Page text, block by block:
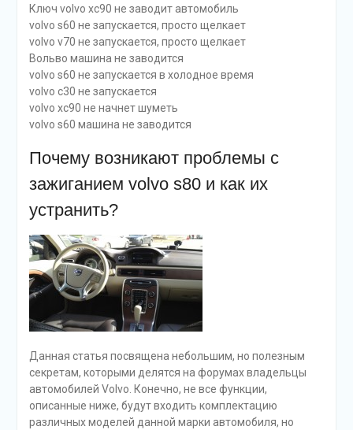
Ключ volvo xc90 не заводит автомобиль
volvo s60 не запускается, просто щелкает
volvo v70 не запускается, просто щелкает
Вольво машина не заводится
volvo s60 не запускается в холодное время
volvo c30 не запускается
volvo xc90 не начнет шуметь
volvo s60 машина не заводится
Почему возникают проблемы с
зажиганием volvo s80 и как их
устранить?
Данная статья посвящена небольшим, но полезным
секретам, которыми делятся на форумах владельцы
автомобилей Volvo. Конечно, не все функции,
описанные ниже, будут входить комплектацию
различных моделей данной марки автомобиля, но